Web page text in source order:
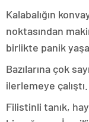
Kalabalığın
noktasından
birlikte panik
Bazılarına çok
ilerlemeye çalıştı.
Filistinli tanık,